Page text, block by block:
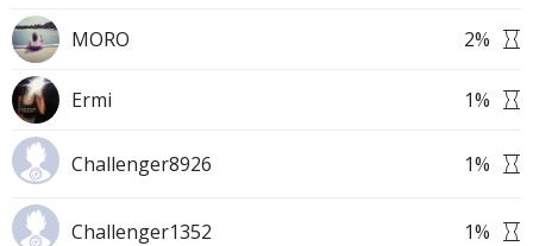
MORO 2%
Ermi 1%
Challenger8926 1%
Challenger1352 1%